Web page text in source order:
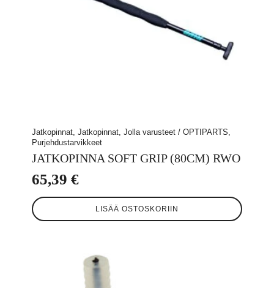
Jatkopinnat, Jatkopinnat, Jolla varusteet / OPTIPARTS,
Purjehdustarvikkeet
JATKOPINNA SOFT GRIP (80CM) RWO
65,39 €
LISÄÄ OSTOSKORIIN